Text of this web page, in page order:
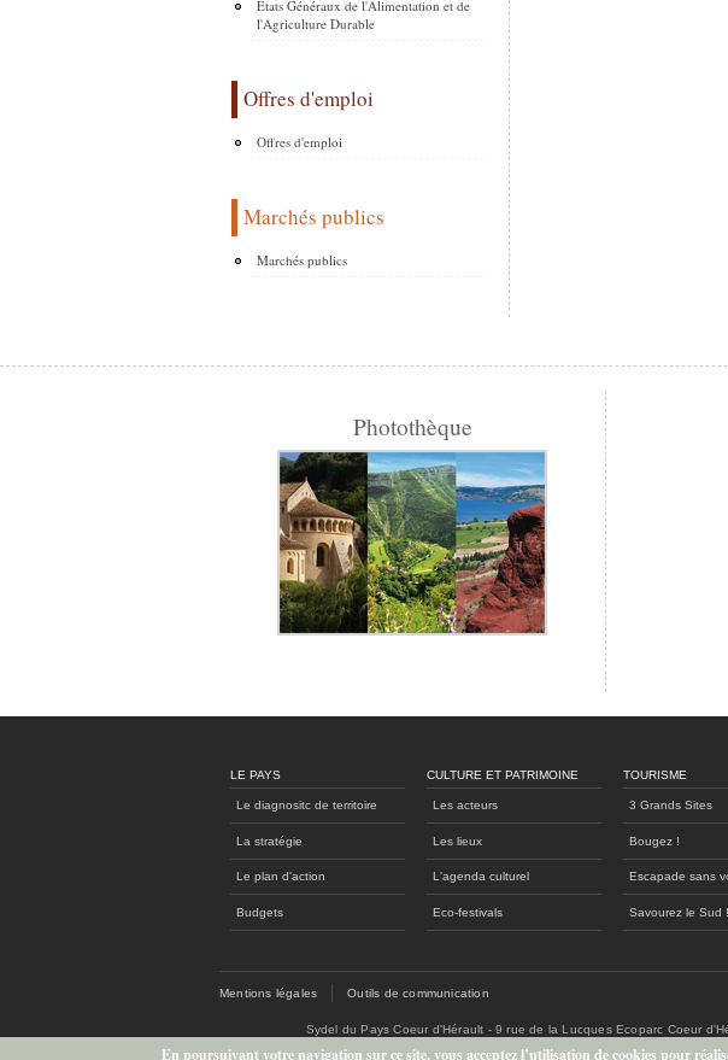
Etats Généraux de l'Alimentation et de
l'Agriculture Durable
Offres d'emploi
Offres d'emploi
Marchés publics
Marchés publics
Photothèque
LE PAYS
Le diagnositc de territoire
La stratégie
Le plan d'action
Budgets
CULTURE ET PATRIMOINE
Les acteurs
Les lieux
L'agenda culturel
Eco-festivals
TOURISME
3 Grands Sites
Bougez !
Escapade sans
Savourez le Sud !
Mentions légales Outils de communication
Sydel du Pays Coeur d'Hérault - 9 rue de la Lucques Ecoparc Coeur
En poursuivant votre navigation sur ce site, vous acceptez l’utilisation de cookies pour